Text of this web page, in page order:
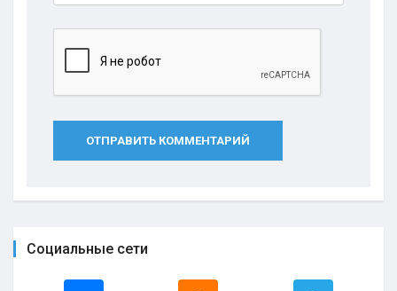
ОТПРАВИТЬ КОММЕНТАРИЙ
Социальные сети